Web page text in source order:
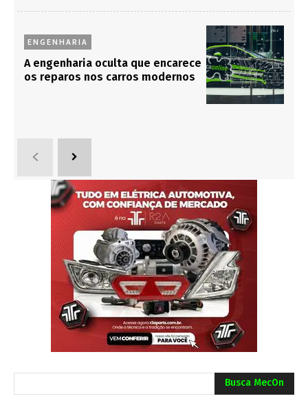
ENGENHARIA
A engenharia oculta que encarece
os reparos nos carros modernos
Busca MecOn